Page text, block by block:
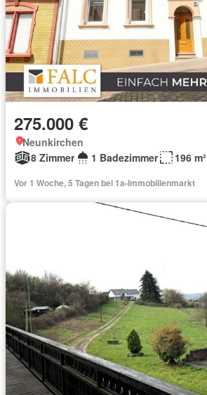
275.000 €
Neunkirchen
8 Zimmer
1 Badezimmer 196 m²
Vor 1 Woche, 5 Tagen bei 1a-Immobilienmarkt